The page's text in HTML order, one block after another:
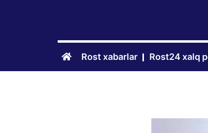
Rost xabarlar Rost24 xalq